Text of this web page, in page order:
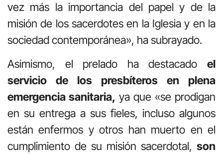
vez más la importancia del papel y de la
misión de los sacerdotes en la Iglesia y en la
sociedad contemporánea», ha subrayado.
Asimismo, el prelado ha destacado el
servicio de los presbíteros en plena
emergencia sanitaria, ya que «se prodigan
en su entrega a sus fieles, incluso algunos
están enfermos y otros han muerto en el
cumplimiento de su misión sacerdotal, son